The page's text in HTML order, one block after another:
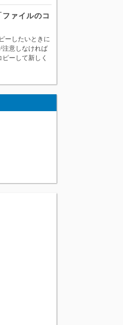
ァイルのコ
ーしたいときに
意しなければ
ーして新しく